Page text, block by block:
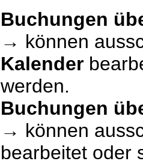
Buchungen
→ können
Kalender
werden.
Buchungen
→ können
bearbeitet oder